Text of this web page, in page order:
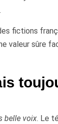
fictions
valeur sûre
belle voix. Le